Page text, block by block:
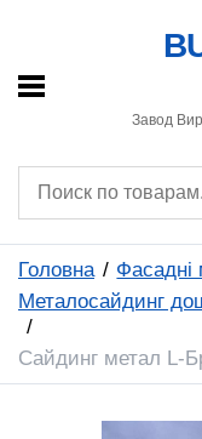
Завод
Головна Фасадні
Металосайдинг
Сайдинг метал L-